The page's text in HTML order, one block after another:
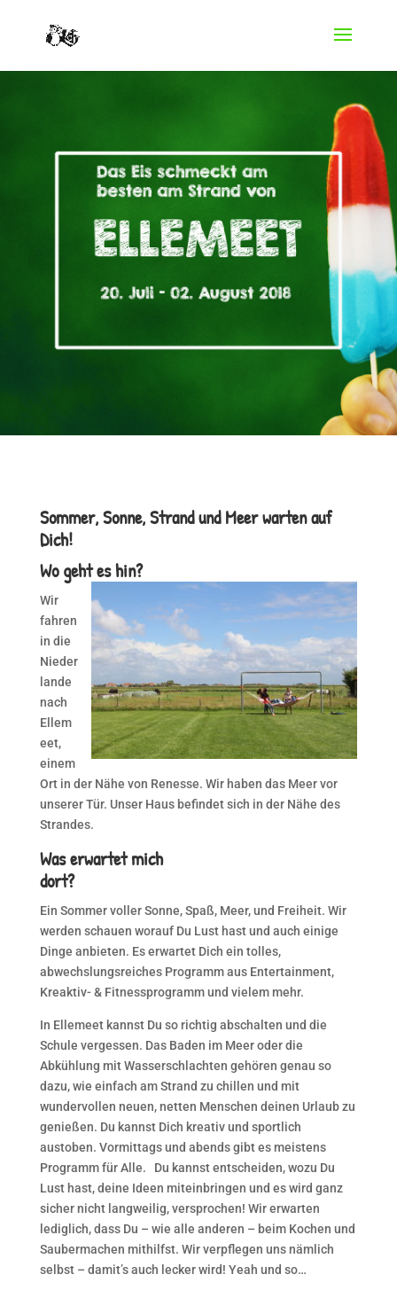
Sommer, Sonne, Strand und Meer warten auf
Dich!
Wo geht es hin?
Wir
fahren
in die
Nieder
lande
nach
Ellem
eet,
einem
Ort in der Nähe von Renesse. Wir haben das Meer vor
unserer Tür. Unser Haus befindet sich in der Nähe des
Strandes.
Was erwartet mich
dort?
Ein Sommer voller Sonne, Spaß, Meer, und Freiheit. Wir
werden schauen worauf Du Lust hast und auch einige
Dinge anbieten. Es erwartet Dich ein tolles,
abwechslungsreiches Programm aus Entertainment,
Kreaktiv- & Fitnessprogramm und vielem mehr.
In Ellemeet kannst Du so richtig abschalten und die
Schule vergessen. Das Baden im Meer oder die
Abkühlung mit Wasserschlachten gehören genau so
dazu, wie einfach am Strand zu chillen und mit
wundervollen neuen, netten Menschen deinen Urlaub zu
genießen. Du kannst Dich kreativ und sportlich
austoben. Vormittags und abends gibt es meistens
Programm für Alle. Du kannst entscheiden, wozu Du
Lust hast, deine Ideen miteinbringen und es wird ganz
sicher nicht langweilig, versprochen! Wir erwarten
lediglich, dass Du – wie alle anderen – beim Kochen und
Saubermachen mithilfst. Wir verpflegen uns nämlich
selbst – damit’s auch lecker wird! Yeah und so…